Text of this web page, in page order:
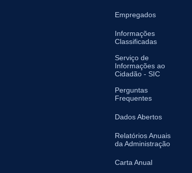
Empregados
Informações
Classificadas
Serviço de
Informações ao
Cidadão - SIC
Perguntas
Frequentes
Dados Abertos
Relatórios Anuais
da Administração
Carta Anual